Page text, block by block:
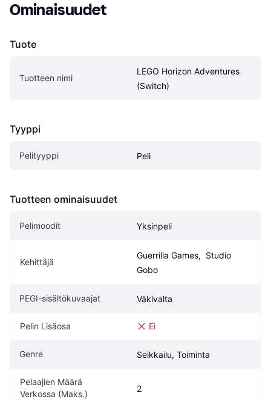
Ominaisuudet
Tuote
Tuotteen nimi
LEGO Horizon Adventures
(Switch)
Tyyppi
Pelityyppi Peli
Tuotteen ominaisuudet
Pelimoodit Yksinpeli
Kehittäjä
Guerrilla Games,  Studio
Gobo
PEGI-sisältökuvaajat Väkivalta
Pelin Lisäosa Ei
Genre Seikkailu, Toiminta
Pelaajien Määrä
Verkossa (Maks.)
2